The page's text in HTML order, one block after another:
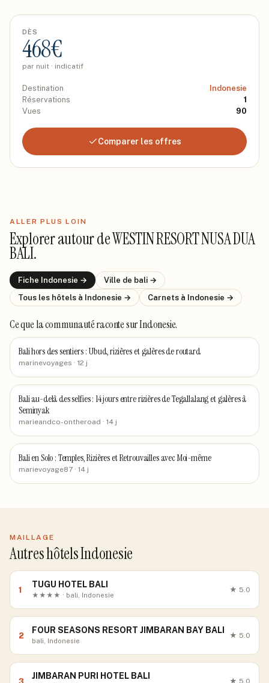
DÈS
468€
par nuit · indicatif
Destination
Indonesie
Réservations
1
Vues
90
Comparer les offres
ALLER PLUS LOIN
Explorer autour deWESTIN RESORT NUSA DUA
BALI.
Fiche Indonesie → Ville de bali →
Tous les hôtels à Indonesie → Carnets à Indonesie →
Ce que la communauté racontesur Indonesie.
Bali hors des sentiers : Ubud, rizières et galères de routard
marinevoyages · 12 j
Bali au-delà des selfies : 14 jours entre rizières de Tegallalang et galères à
Seminyak
marieandco-ontheroad · 14 j
Bali en Solo : Temples, Rizières et Retrouvailles avec Moi-même
marievoyage87 · 14 j
MAILLAGE
Autres hôtels Indonesie
1
TUGU HOTEL BALI
★★★★ · bali, Indonesie
★ 5.0
2
FOUR SEASONS RESORT JIMBARAN BAY BALI
bali, Indonesie
★ 5.0
3
JIMBARAN PURI HOTEL BALI
★ 5.0